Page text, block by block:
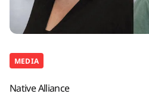
MEDIA
Native Alliance